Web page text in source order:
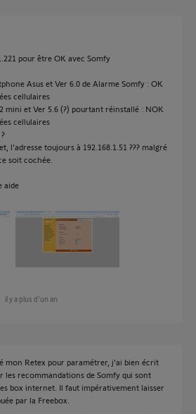
pour être OK avec Somfy
Asus et Ver 6.0 de Alarme Somfy : OK
cellulaires
mini et Ver 5.6 (?) pourtant réinstallé : NOK
cellulaires
l'adresse toujours à 192.168.1.51 ??? malgré
soit cochée.
aide
il y a plus d'un an
mon Retex pour paramétrer, j'ai bien écrit
les recommandations de Somfy qui sont
box internet. Il faut impérativement laisser
par la Freebox.